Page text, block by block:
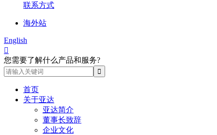
联系方式
海外站
English

您需要了解什么产品和服务?
首页
关于亚达
亚达简介
董事长致辞
企业文化